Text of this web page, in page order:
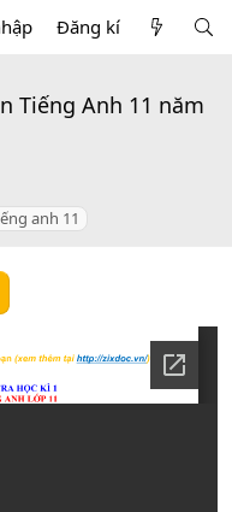
Đăng kí
Tiếng Anh 11 năm
anh 11